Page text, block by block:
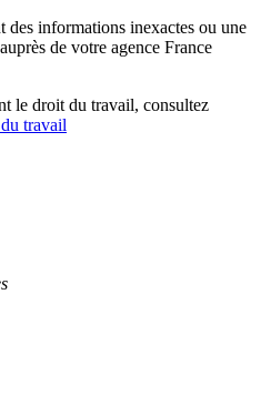
des informations inexactes ou une
de votre agence France
le droit du travail, consultez
travail